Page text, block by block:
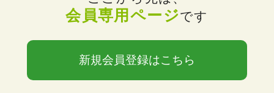
会員専用ページです
新規会員登録はこちら